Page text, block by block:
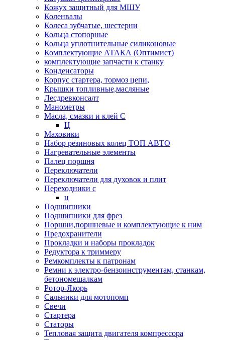
Кожух защитный для МШУ
Коленвалы
Колеса зубчатые, шестерни
Кольца стопорные
Кольца уплотнительные силиконовые
Комплектующие АТАКА (Оптимист)
комплектующие запчасти к станку
Конденсаторы
Корпус стартера, тормоз цепи,
Крышки топливные,масляные
Лесдревконсалт
Манометры
Масла, смазки и клей С
Ц
Маховики
Набор резиновых колец ТОП АВТО
Нагревательные элементы
Палец поршня
Переключатели
Переключатели для духовок и плит
Переходники с
ц
Подшипники
Подшипники для фрез
Поршни,поршневые и комплектующие к ним
Предохранители
Прокладки и наборы прокладок
Редуктора к триммеру
Ремкомплекты к патронам
Ремни к электро-бензоинструментам, станкам,
бетономешалкам
Ротор-Якорь
Сальники для мотопомп
Свечи
Стартера
Статоры
Тепловая защита двигателя компрессора